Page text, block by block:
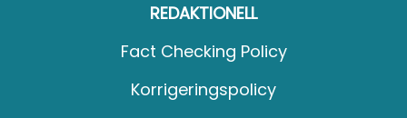
REDAKTIONELL
Fact Checking Policy
Korrigeringspolicy